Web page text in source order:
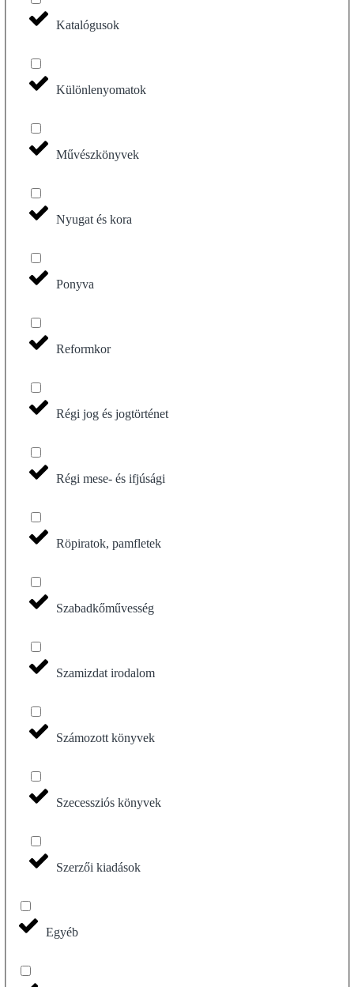
Katalógusok
Különlenyomatok
Művészkönyvek
Nyugat és kora
Ponyva
Reformkor
Régi jog és jogtörténet
Régi mese- és ifjúsági
Röpiratok, pamfletek
Szabadkőművesség
Szamizdat irodalom
Számozott könyvek
Szecessziós könyvek
Szerzői kiadások
Egyéb